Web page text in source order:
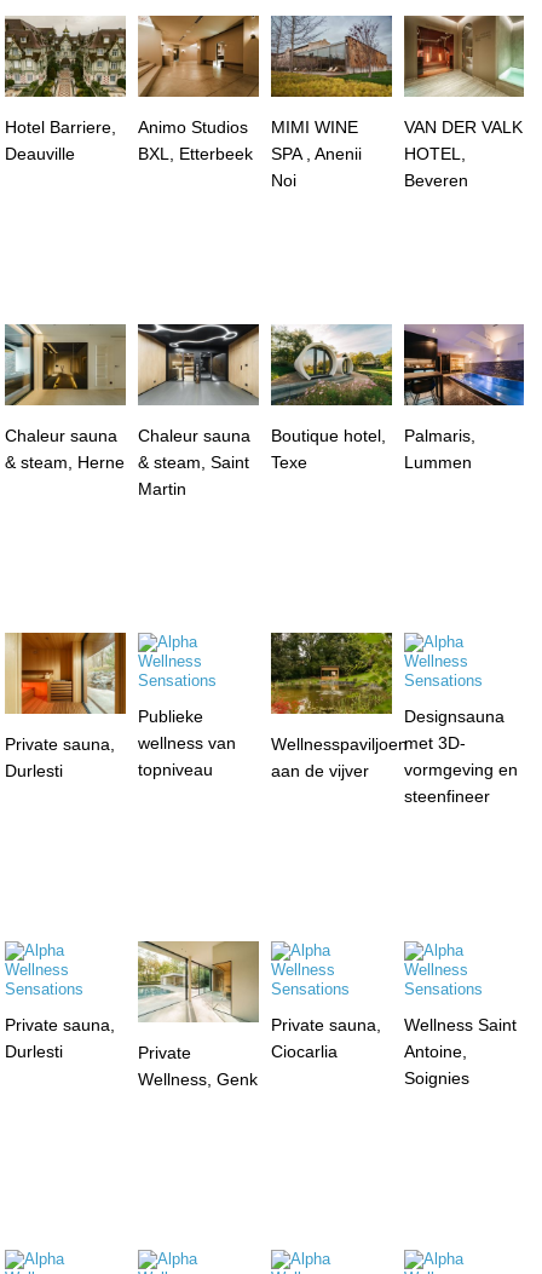
Hotel Barriere,
Deauville
Animo Studios
BXL, Etterbeek
MIMI WINE
SPA , Anenii
Noi
VAN DER VALK
HOTEL,
Beveren
Chaleur sauna
& steam, Herne
Chaleur sauna
& steam, Saint
Martin
Boutique hotel,
Texe
Palmaris,
Lummen
Private sauna,
Durlesti
Publieke
wellness van
topniveau
Wellnesspaviljoen
aan de vijver
Designsauna
met 3D-
vormgeving en
steenfineer
Private sauna,
Durlesti
Private
Wellness, Genk
Private sauna,
Ciocarlia
Wellness Saint
Antoine,
Soignies